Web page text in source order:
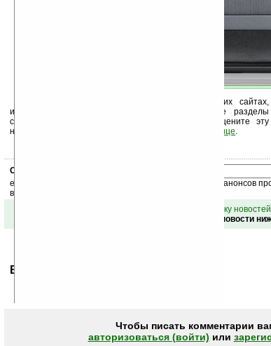
Устанавливайте линк на Ладошки на своих сайтах,
изучайте коммерческую информацию, посещайте разделы
сайта (форум, чат, новости, файлы, прочие). Оцените эту
новость и оставьте свой комментарий
ниже на странице.
Скоро
ежедневный или еженедельный дайджест новостей, анонсов
ваш почтовый ящик.
вернуться к списку новостей
Обсуждение этой новости
Ваше мнение будет первым.
Чтобы писать комментарии
авторизоваться (войти) или